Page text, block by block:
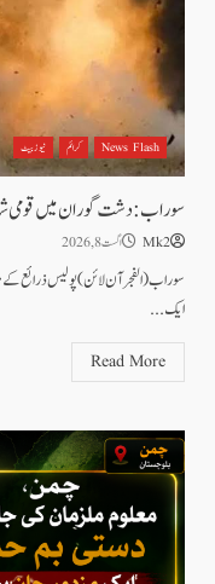
News Flash کرائم نیوز بیٹ
سوراب: دشت گوران میں قومی
Mk2 اگست 8, 2026
سوراب(الفجر آن لائن)پولیس ذرائع
ایک...
Read More